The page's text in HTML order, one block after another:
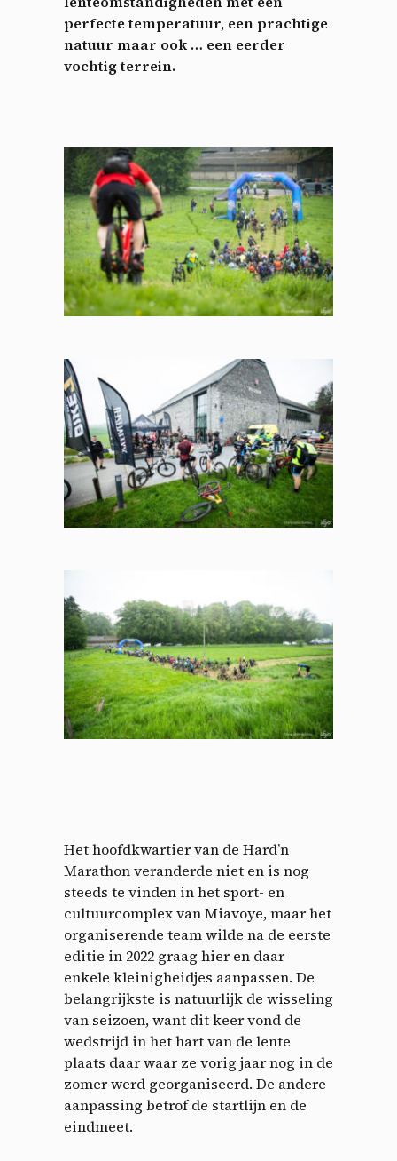
perfecte temperatuur, een prachtige
natuur maar ook … een eerder
vochtig terrein.
Het hoofdkwartier van de Hard’n
Marathon veranderde niet en is nog
steeds te vinden in het sport- en
cultuurcomplex van Miavoye, maar het
organiserende team wilde na de eerste
editie in 2022 graag hier en daar
enkele kleinigheidjes aanpassen. De
belangrijkste is natuurlijk de wisseling
van seizoen, want dit keer vond de
wedstrijd in het hart van de lente
plaats daar waar ze vorig jaar nog in de
zomer werd georganiseerd. De andere
aanpassing betrof de startlijn en de
eindmeet.